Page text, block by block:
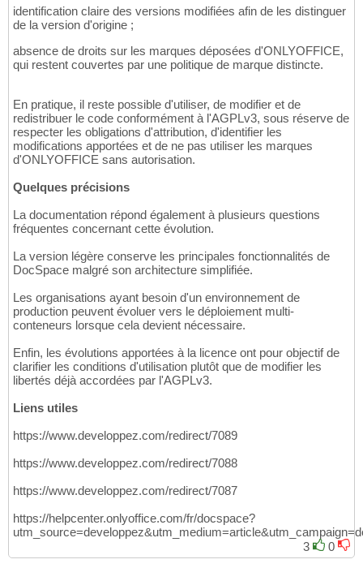
identification claire des versions modifiées afin de les distinguer
de la version d'origine ;
absence de droits sur les marques déposées d'ONLYOFFICE,
qui restent couvertes par une politique de marque distincte.
En pratique, il reste possible d'utiliser, de modifier et de
redistribuer le code conformément à l'AGPLv3, sous réserve de
respecter les obligations d'attribution, d'identifier les
modifications apportées et de ne pas utiliser les marques
d'ONLYOFFICE sans autorisation.
Quelques précisions
La documentation répond également à plusieurs questions
fréquentes concernant cette évolution.
La version légère conserve les principales fonctionnalités de
DocSpace malgré son architecture simplifiée.
Les organisations ayant besoin d'un environnement de
production peuvent évoluer vers le déploiement multi-
conteneurs lorsque cela devient nécessaire.
Enfin, les évolutions apportées à la licence ont pour objectif de
clarifier les conditions d'utilisation plutôt que de modifier les
libertés déjà accordées par l'AGPLv3.
Liens utiles
https://www.developpez.com/redirect/7089
https://www.developpez.com/redirect/7088
https://www.developpez.com/redirect/7087
https://helpcenter.onlyoffice.com/fr/docspace?
3
0